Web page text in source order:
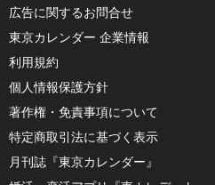
広告に関するお問合せ
東京カレンダー 企業情報
利用規約
個人情報保護方針
著作権・免責事項について
特定商取引法に基づく表示
月刊誌『東京カレンダー』